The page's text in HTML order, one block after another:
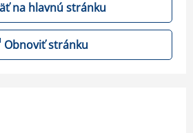
na hlavnú stránku
Obnoviť stránku